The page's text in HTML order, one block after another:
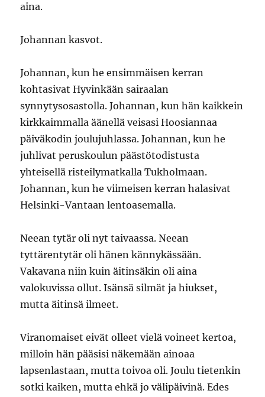
aina.
Johannan kasvot.
Johannan, kun he ensimmäisen kerran
kohtasivat Hyvinkään sairaalan
synnytysosastolla. Johannan, kun hän kaikkein
kirkkaimmalla äänellä veisasi Hoosiannaa
päiväkodin joulujuhlassa. Johannan, kun he
juhlivat peruskoulun päästötodistusta
yhteisellä risteilymatkalla Tukholmaan.
Johannan, kun he viimeisen kerran halasivat
Helsinki-Vantaan lentoasemalla.
Neean tytär oli nyt taivaassa. Neean
tyttärentytär oli hänen kännykässään.
Vakavana niin kuin äitinsäkin oli aina
valokuvissa ollut. Isänsä silmät ja hiukset,
mutta äitinsä ilmeet.
Viranomaiset eivät olleet vielä voineet kertoa,
milloin hän pääsisi näkemään ainoaa
lapsenlastaan, mutta toivoa oli. Joulu tietenkin
sotki kaiken, mutta ehkä jo välipäivinä. Edes